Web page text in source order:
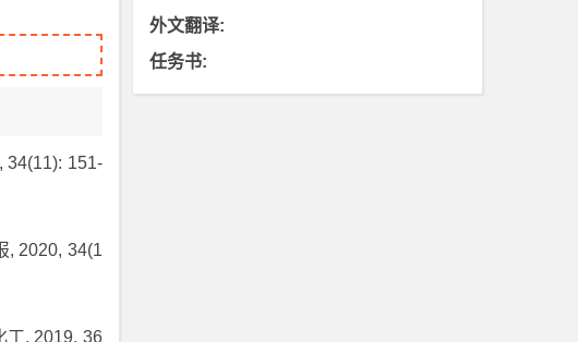
34(11): 151-
, 2020, 34(1
工, 2019, 36
外文翻译:
任务书: